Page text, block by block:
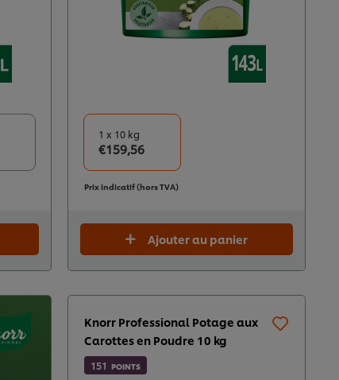
1 x 10 kg
€159,56
Prix indicatif (hors TVA)
Ajouter au panier
Knorr Professional Potage aux
Carottes en Poudre 10 kg​
151 POINTS